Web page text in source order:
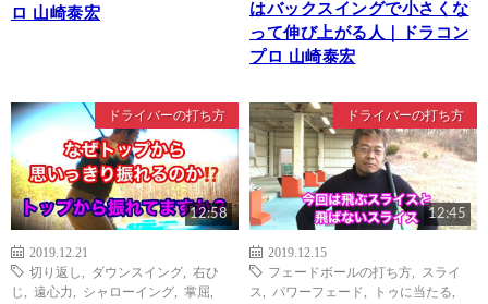
ロ 山崎泰宏
はバックスイングで小さくな
って伸び上がる人｜ドラコン
プロ 山崎泰宏
ドライバーの打ち方
12:58
2019.12.21
切り返し
ダウンスイング
右ひ
じ
遠心力 シャローイング 掌屈
ドライバーの打ち方
12:45
2019.12.15
フェードボールの打ち方
スライ
ス
パワーフェード トゥに当たる